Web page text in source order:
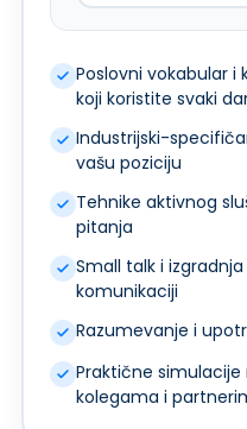
Poslovni vokabular i
koji koristite svaki
Industrijski-
vašu poziciju
Tehnike aktivnog
pitanja
Small talk i
komunikaciji
Razumevanje i
Praktične simulacije
kolegama i